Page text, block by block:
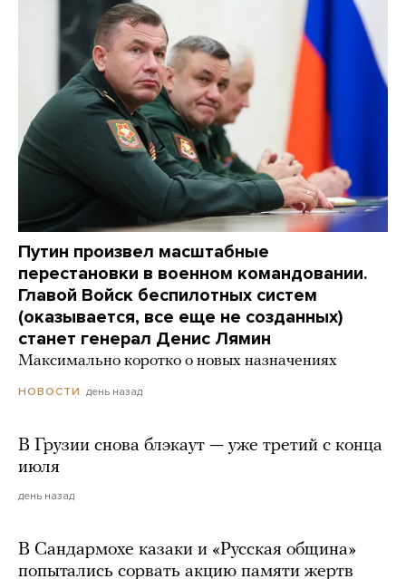
Путин произвел масштабные
перестановки в военном командовании.
Главой Войск беспилотных систем
(оказывается, все еще не созданных)
станет генерал Денис Лямин
Максимально коротко о новых назначениях
НОВОСТИ день назад
В Грузии снова блэкаут — уже третий с конца
июля
день назад
В Сандармохе казаки и «Русская община»
попытались сорвать акцию памяти жертв